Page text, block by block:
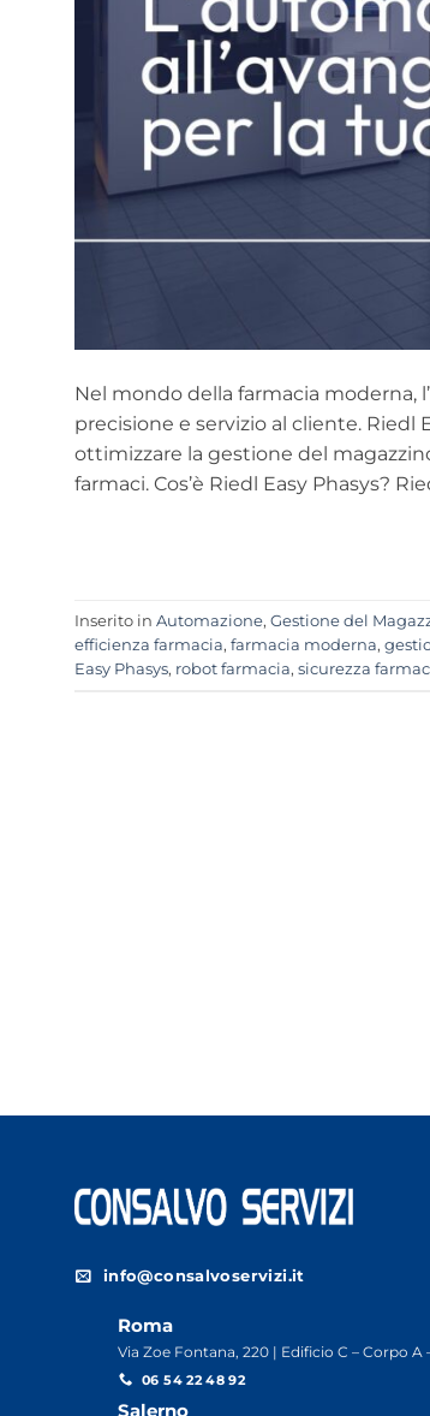
Nel mondo della farmacia moderna,
precisione e servizio al cliente. Riedl
ottimizzare la gestione del
farmaci. Cos’è Riedl Easy Phasys?
Inserito in Automazione, Gestione del
efficienza farmacia, farmacia moderna,
Easy Phasys, robot farmacia, sicurezza
info@consalvoservizi.it
Roma
Via Zoe Fontana, 220 | Edificio C – Corpo A
06 54 22 48 92
Salerno